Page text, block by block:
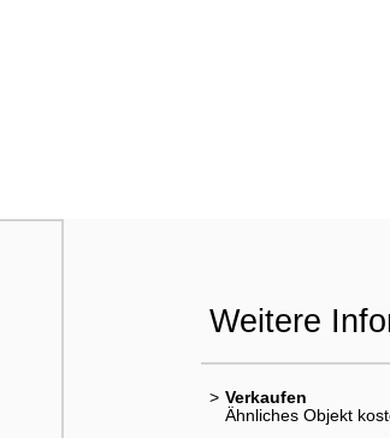
Weitere
> Verkaufen
Ähnliches Objekt